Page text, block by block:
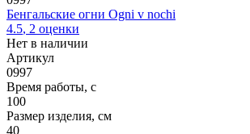
Бенгальские огни Ogni v nochi
4.5, 2 оценки
Нет в наличии
Артикул
0997
Время работы, с
100
Размер изделия, см
40